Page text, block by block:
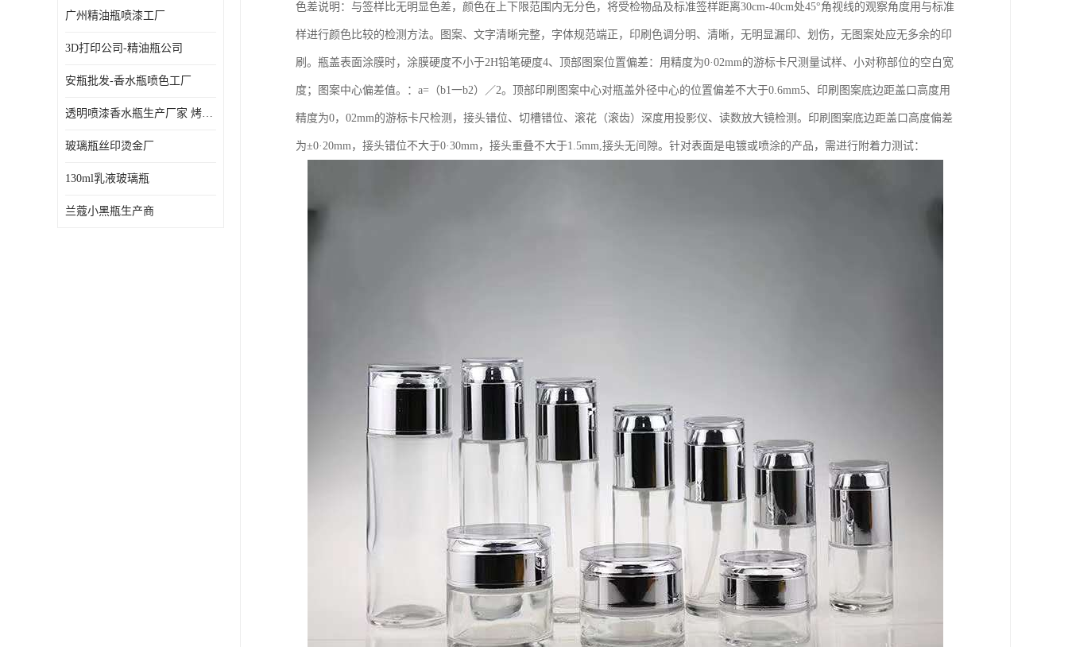
广州精油瓶喷漆工厂
3D打印公司-精油瓶公司
安瓶批发-香水瓶喷色工厂
透明喷漆香水瓶生产厂家 烤漆抛光香水瓶厂家
玻璃瓶丝印烫金厂
130ml乳液玻璃瓶
兰蔻小黑瓶生产商
色差说明：与签样比无明显色差，颜色在上下限范围内无分色，将受检物品及标准签样距离30cm-40cm处45°角视线的观察角度用与标准
样进行颜色比较的检测方法。图案、文字清晰完整，字体规范端正，印刷色调分明、清晰，无明显漏印、划伤，无图案处应无多余的印
刷。瓶盖表面涂膜时，涂膜硬度不小于2H铅笔硬度4、顶部图案位置偏差：用精度为0·02mm的游标卡尺测量试样、小对称部位的空白宽
度；图案中心偏差值。：a=（b1一b2）／2。顶部印刷图案中心对瓶盖外径中心的位置偏差不大于0.6mm5、印刷图案底边距盖口高度用
精度为0，02mm的游标卡尺检测，接头错位、切槽错位、滚花（滚齿）深度用投影仪、读数放大镜检测。印刷图案底边距盖口高度偏差
为±0·20mm，接头错位不大于0·30mm，接头重叠不大于1.5mm,接头无间隙。针对表面是电镀或喷涂的产品，需进行附着力测试：